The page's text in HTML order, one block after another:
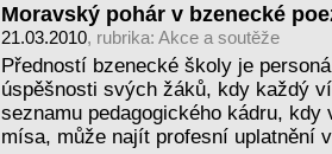
Moravský pohár v bzenecké
21.03.2010, rubrika: Akce a soutěže
Předností bzenecké školy je
úspěšnosti svých žáků, kdy každý
seznamu pedagogického kádru, kdy
mísa, může najít profesní uplatnění